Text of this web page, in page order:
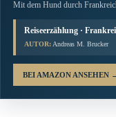
Mit dem Hund durch
Reiseerzählung ·
AUTOR: Andreas M. Brucker
BEI AMAZON ANSEHEN